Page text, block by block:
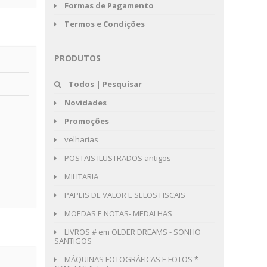
Formas de Pagamento
Termos e Condições
PRODUTOS
Todos | Pesquisar
Novidades
Promoções
velharias
POSTAIS ILUSTRADOS antigos
MILITARIA
PAPEIS DE VALOR E SELOS FISCAIS
MOEDAS E NOTAS- MEDALHAS
LIVROS # em OLDER DREAMS - SONHO
SANTIGOS
MÁQUINAS FOTOGRÁFICAS E FOTOS *